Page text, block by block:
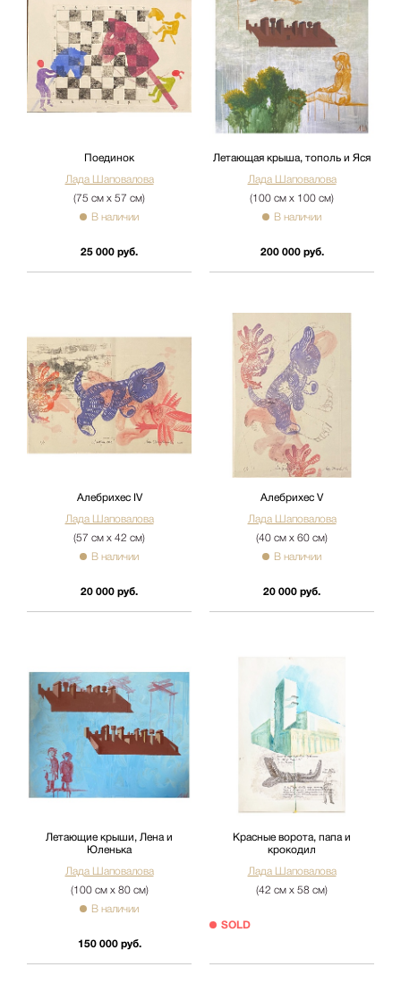
Поединок
Лада Шаповалова
(75 см х 57 см)
В наличии
25 000 руб.
Летающая крыша, тополь и Яся
Лада Шаповалова
(100 см х 100 см)
В наличии
200 000 руб.
Алебрихес IV
Лада Шаповалова
(57 см х 42 см)
В наличии
20 000 руб.
Алебрихес V
Лада Шаповалова
(40 см х 60 см)
В наличии
20 000 руб.
Летающие крыши, Лена и
Юленька
Лада Шаповалова
(100 см х 80 см)
В наличии
150 000 руб.
Красные ворота, папа и
крокодил
Лада Шаповалова
(42 см х 58 см)
SOLD